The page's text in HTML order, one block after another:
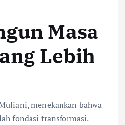
Masa
Lebih
menekankan bahwa
fondasi transformasi.